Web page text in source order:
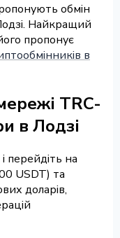
обмін
Найкращий
пропонує
в
TRC-
в Лодзі
перейдіть на
USDT) та
доларів,